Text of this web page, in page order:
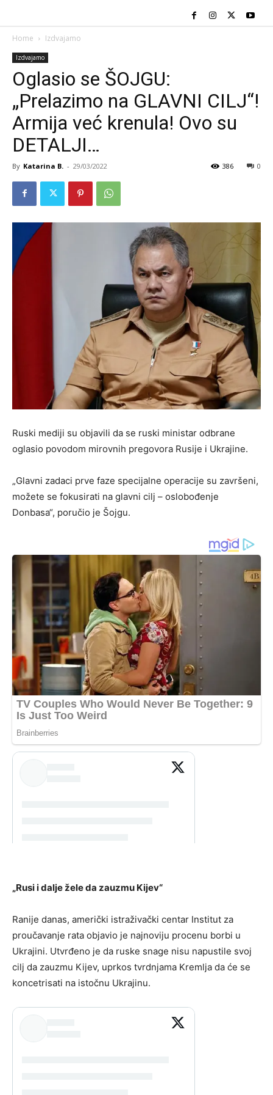
Home Izdvajamo
Izdvajamo
Oglasio se ŠOJGU:
„Prelazimo na GLAVNI CILJ“!
Armija već krenula! Ovo su
DETALJI…
By Katarina B. - 29/03/2022 0
386
Ruski mediji su objavili da se ruski ministar odbrane
oglasio povodom mirovnih pregovora Rusije i Ukrajine.
„Glavni zadaci prve faze specijalne operacije su završeni,
možete se fokusirati na glavni cilj – oslobođenje
Donbasa“, poručio je Šojgu.
„Rusi i dalje žele da zauzmu Kijev“
Ranije danas, američki istraživački centar Institut za
proučavanje rata objavio je najnoviju procenu borbi u
Ukrajini. Utvrđeno je da ruske snage nisu napustile svoj
cilj da zauzmu Kijev, uprkos tvrdnjama Kremlja da će se
koncetrisati na istočnu Ukrajinu.